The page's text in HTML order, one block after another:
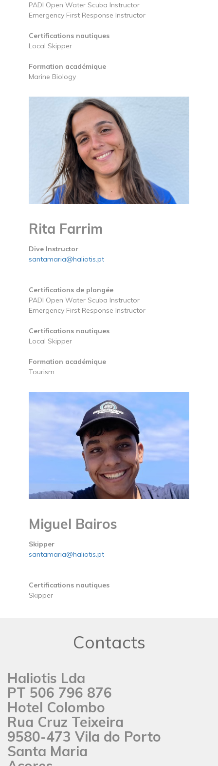
PADI Open Water Scuba Instructor
Emergency First Response Instructor
Certifications nautiques
Local Skipper
Formation académique
Marine Biology
Rita Farrim
Dive Instructor
santamaria@haliotis.pt
Certifications de plongée
PADI Open Water Scuba Instructor
Emergency First Response Instructor
Certifications nautiques
Local Skipper
Formation académique
Tourism
Miguel Bairos
Skipper
santamaria@haliotis.pt
Certifications nautiques
Skipper
Contacts
Haliotis Lda
PT 506 796 876
Hotel Colombo
Rua Cruz Teixeira
9580-473 Vila do Porto
Santa Maria